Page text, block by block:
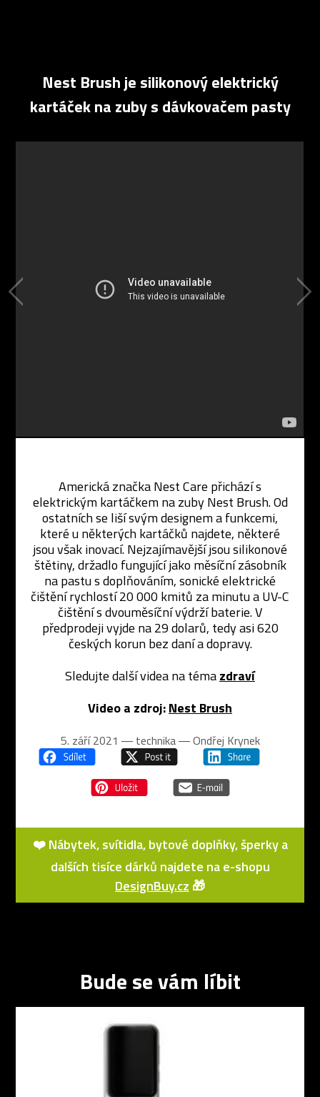
Nest Brush je silikonový elektrický
kartáček na zuby s dávkovačem pasty
Americká značka Nest Care přichází s
elektrickým kartáčkem na zuby Nest Brush. Od
ostatních se liší svým designem a funkcemi,
které u některých kartáčků najdete, některé
jsou však inovací. Nejzajímavější jsou silikonové
štětiny, držadlo fungující jako měsíční zásobník
na pastu s doplňováním, sonické elektrické
čištění rychlostí 20 000 kmitů za minutu a UV-C
čištění s dvouměsíční výdrží baterie. V
předprodeji vyjde na 29 dolarů, tedy asi 620
českých korun bez daní a dopravy.
Sledujte další videa na témazdraví
Video a zdroj:Nest Brush
5. září 2021 ― technika ―Ondřej Krynek
❤️ Nábytek, svítidla, bytové doplňky, šperky a
dalších tisíce dárků najdete na e-shopu
DesignBuy.cz 🎁
Bude se vám líbit